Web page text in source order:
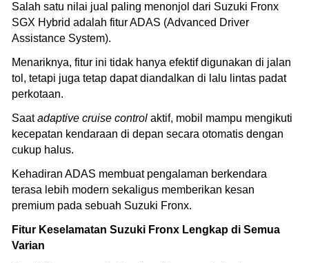
Salah satu nilai jual paling menonjol dari Suzuki Fronx
SGX Hybrid adalah fitur ADAS (Advanced Driver
Assistance System).
Menariknya, fitur ini tidak hanya efektif digunakan di jalan
tol, tetapi juga tetap dapat diandalkan di lalu lintas padat
perkotaan.
Saatadaptive cruise control aktif, mobil mampu mengikuti
kecepatan kendaraan di depan secara otomatis dengan
cukup halus.
Kehadiran ADAS membuat pengalaman berkendara
terasa lebih modern sekaligus memberikan kesan
premium pada sebuah Suzuki Fronx.
Fitur Keselamatan Suzuki Fronx Lengkap di Semua
Varian